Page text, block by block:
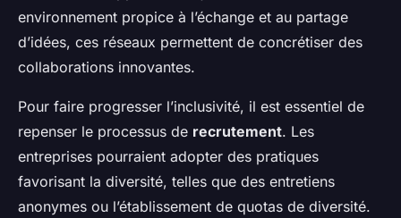
environnement propice à l’échange et au partage
d’idées, ces réseaux permettent de concrétiser des
collaborations innovantes.
Pour faire progresser l’inclusivité, il est essentiel de
repenser le processus de recrutement. Les
entreprises pourraient adopter des pratiques
favorisant la diversité, telles que des entretiens
anonymes ou l’établissement de quotas de diversité.